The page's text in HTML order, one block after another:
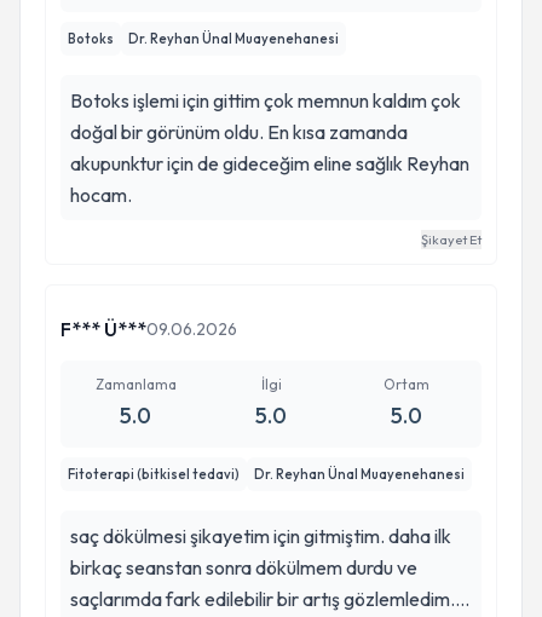
Botoks Dr. Reyhan Ünal Muayenehanesi
Botoks işlemi için gittim çok memnun kaldım çok
doğal bir görünüm oldu. En kısa zamanda
akupunktur için de gideceğim eline sağlık Reyhan
hocam.
Şikayet Et
F*** Ü***09.06.2026
Zamanlama
5.0
İlgi
5.0
Ortam
5.0
Fitoterapi (bitkisel tedavi) Dr. Reyhan Ünal Muayenehanesi
saç dökülmesi şikayetim için gitmiştim. daha ilk
birkaç seanstan sonra dökülmem durdu ve
saçlarımda fark edilebilir bir artış gözlemledim.